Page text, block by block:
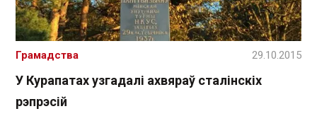
У Курапатах узгадалі ахвяраў сталінскіх
рэпрэсій
Грамадства 29.10.2015